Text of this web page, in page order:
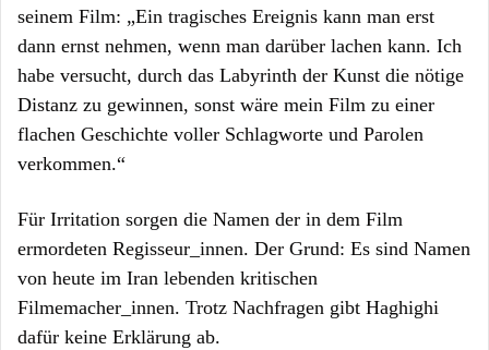
seinem Film: „Ein tragisches Ereignis kann man erst
dann ernst nehmen, wenn man darüber lachen kann. Ich
habe versucht, durch das Labyrinth der Kunst die nötige
Distanz zu gewinnen, sonst wäre mein Film zu einer
flachen Geschichte voller Schlagworte und Parolen
verkommen.“
Für Irritation sorgen die Namen der in dem Film
ermordeten Regisseur_innen. Der Grund: Es sind Namen
von heute im Iran lebenden kritischen
Filmemacher_innen. Trotz Nachfragen gibt Haghighi
dafür keine Erklärung ab.